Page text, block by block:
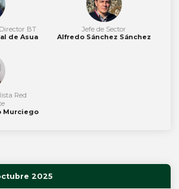
BT
de Asua
Jefe de Sector
Alfredo Sánchez Sánchez
Red
Murciego
2025